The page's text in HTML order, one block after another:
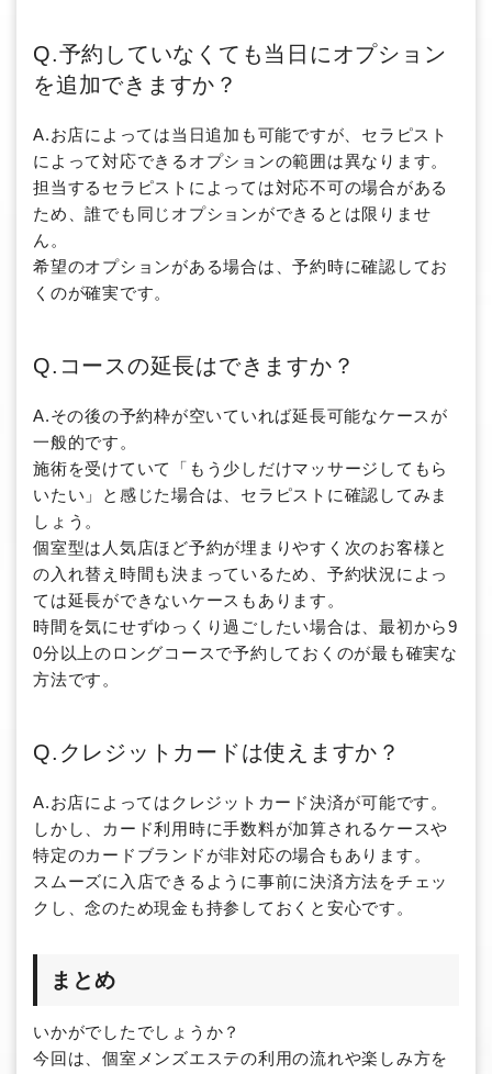
Q.予約していなくても当日にオプション
を追加できますか？
A.お店によっては当日追加も可能ですが、セラピスト
によって対応できるオプションの範囲は異なります。
担当するセラピストによっては対応不可の場合がある
ため、誰でも同じオプションができるとは限りませ
ん。
希望のオプションがある場合は、予約時に確認してお
くのが確実です。
Q.コースの延長はできますか？
A.その後の予約枠が空いていれば延長可能なケースが
一般的です。
施術を受けていて「もう少しだけマッサージしてもら
いたい」と感じた場合は、セラピストに確認してみま
しょう。
個室型は人気店ほど予約が埋まりやすく次のお客様と
の入れ替え時間も決まっているため、予約状況によっ
ては延長ができないケースもあります。
時間を気にせずゆっくり過ごしたい場合は、最初から9
0分以上のロングコースで予約しておくのが最も確実な
方法です。
Q.クレジットカードは使えますか？
A.お店によってはクレジットカード決済が可能です。
しかし、カード利用時に手数料が加算されるケースや
特定のカードブランドが非対応の場合もあります。
スムーズに入店できるように事前に決済方法をチェッ
クし、念のため現金も持参しておくと安心です。
まとめ
いかがでしたでしょうか？
今回は、個室メンズエステの利用の流れや楽しみ方を